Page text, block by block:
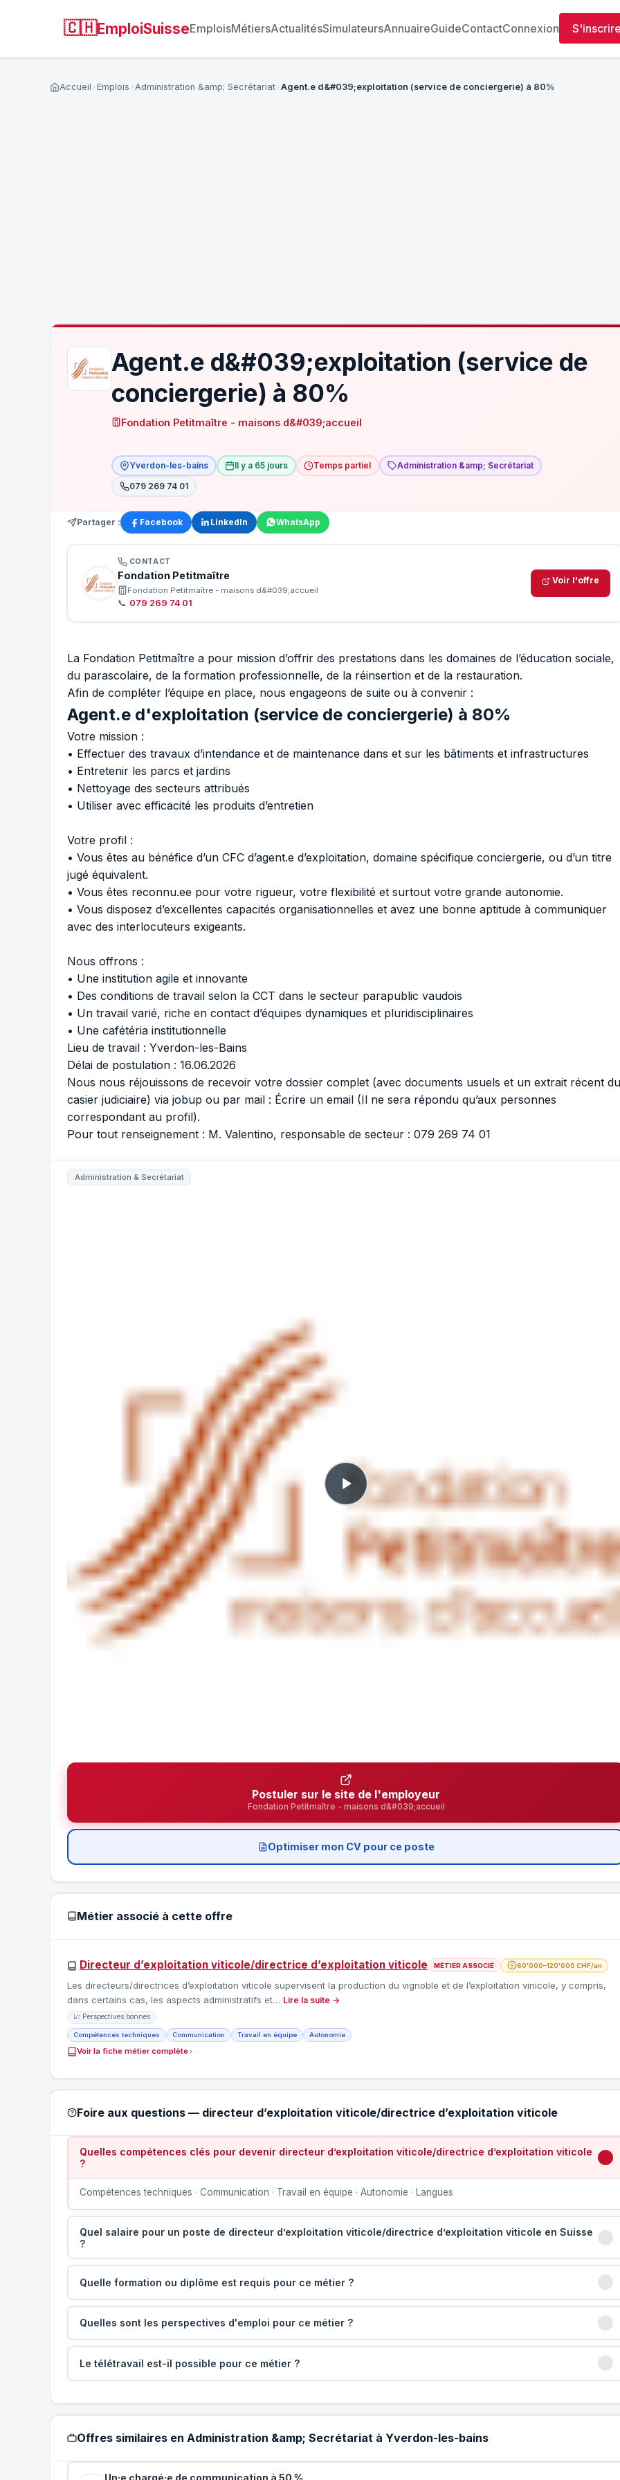
🇨🇭EmploiSuisseEmploisMétiersActualitésSimulateursAnnuaireGuideContactConnexion
Accueil Emplois Administration &amp; Secrétariat Agent.e d&#039;exploitation (service de conciergerie) à 80%
Agent.e d&#039;exploitation (service de
conciergerie) à 80%
Fondation Petitmaître - maisons d&#039;accueil
Yverdon-les-bains Il y a 65 jours Temps partiel
Administration &amp; Secrétariat
079 269 74 01
Partager : Facebook LinkedIn WhatsApp
CONTACT
Fondation Petitmaître
Fondation Petitmaître - maisons d&#039;accueil
📞 079 269 74 01
Voir l'offre
La Fondation Petitmaître a pour mission d’offrir des prestations dans les domaines de l’éducation sociale,
du parascolaire, de la formation professionnelle, de la réinsertion et de la restauration.
Afin de compléter l’équipe en place, nous engageons de suite ou à convenir :
Agent.e d'exploitation (service de conciergerie) à 80%
Votre mission :
• Effectuer des travaux d’intendance et de maintenance dans et sur les bâtiments et infrastructures
• Entretenir les parcs et jardins
• Nettoyage des secteurs attribués
• Utiliser avec efficacité les produits d’entretien
Votre profil :
• Vous êtes au bénéfice d’un CFC d’agent.e d’exploitation, domaine spécifique conciergerie, ou d’un titre
jugé équivalent.
• Vous êtes reconnu.ee pour votre rigueur, votre flexibilité et surtout votre grande autonomie.
• Vous disposez d’excellentes capacités organisationnelles et avez une bonne aptitude à communiquer
avec des interlocuteurs exigeants.
Nous offrons :
• Une institution agile et innovante
• Des conditions de travail selon la CCT dans le secteur parapublic vaudois
• Un travail varié, riche en contact d’équipes dynamiques et pluridisciplinaires
• Une cafétéria institutionnelle
Lieu de travail : Yverdon-les-Bains
Délai de postulation : 16.06.2026
Nous nous réjouissons de recevoir votre dossier complet (avec documents usuels et un extrait récent du
casier judiciaire) via jobup ou par mail : Écrire un email (Il ne sera répondu qu’aux personnes
correspondant au profil).
Pour tout renseignement : M. Valentino, responsable de secteur : 079 269 74 01
Administration & Secrétariat
Postuler sur le site de l'employeur
Fondation Petitmaître - maisons d&#039;accueil
Optimiser mon CV pour ce poste
Métier associé à cette offre
Directeur d’exploitation viticole/directrice d’exploitation viticole MÉTIER ASSOCIÉ 60'000–120'000 CHF/an
Les directeurs/directrices d’exploitation viticole supervisent la production du vignoble et de l’exploitation vinicole, y compris,
dans certains cas, les aspects administratifs et… Lire la suite →
📈 Perspectives bonnes
Compétences techniques Communication Travail en équipe Autonomie
Voir la fiche métier complète
Foire aux questions — directeur d’exploitation viticole/directrice d’exploitation viticole
Quelles compétences clés pour devenir directeur d’exploitation viticole/directrice d’exploitation viticole
?
Compétences techniques · Communication · Travail en équipe · Autonomie · Langues
Quel salaire pour un poste de directeur d’exploitation viticole/directrice d’exploitation viticole en Suisse
?
Quelle formation ou diplôme est requis pour ce métier ?
Quelles sont les perspectives d'emploi pour ce métier ?
Le télétravail est-il possible pour ce métier ?
Offres similaires en Administration &amp; Secrétariat à Yverdon-les-bains